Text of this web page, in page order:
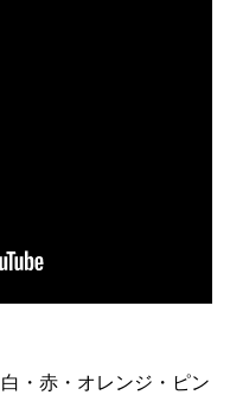
・赤・オレンジ・ピン